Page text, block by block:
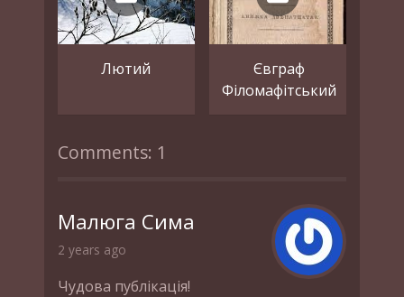
Лютий
Євграф
Філомафітський
Comments: 1
Малюга Сима
2 years ago
Чудова публікація!